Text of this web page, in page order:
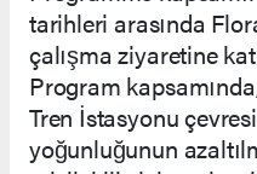
tarihleri arasında
çalışma ziyaretine
Program
Tren İstasyonu
yoğunluğunun